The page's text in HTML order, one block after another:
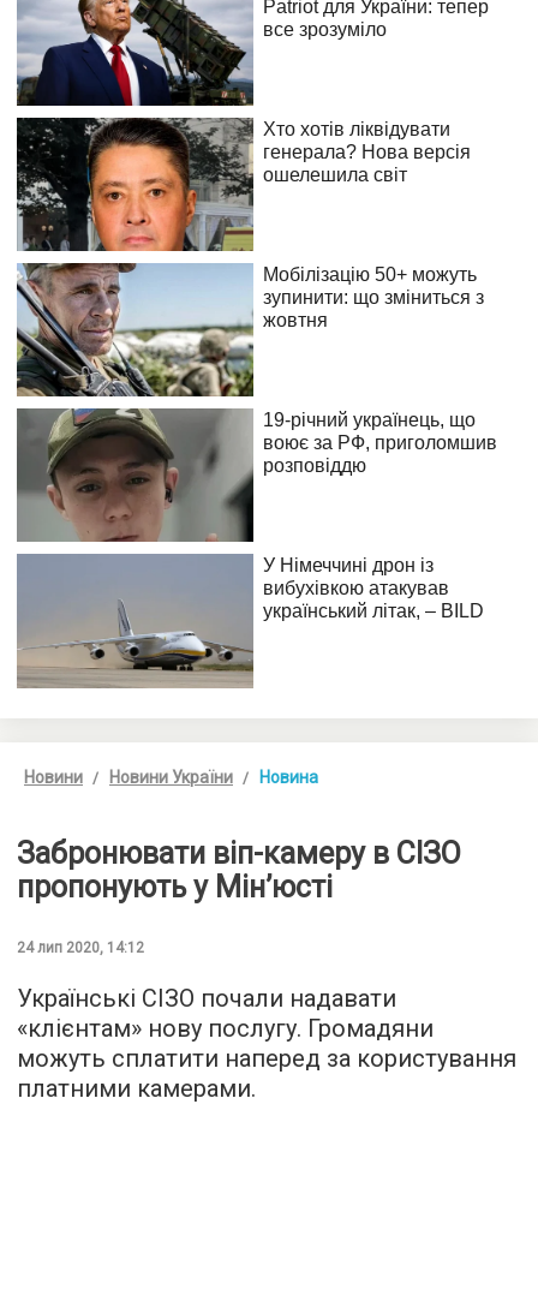
Новини Новини України Новина
Забронювати віп-камеру в СІЗО
пропонують у Мін’юсті
24 лип 2020, 14:12
Українські СІЗО почали надавати
«клієнтам» нову послугу. Громадяни
можуть сплатити наперед за користування
платними камерами.